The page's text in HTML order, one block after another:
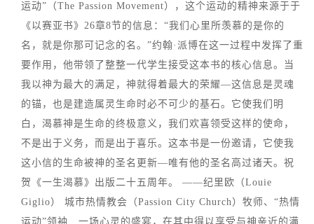
运动”（The Passion Movement），这个运动的精神来源于于
《以赛亚书》26章8节的信息：“我们心里所羡慕的是你的
名，就是你那可记念的名。”约翰·派博在这一过程中发挥了重
要作用，他带领了整整一代学生接受这本书的核心信息。当
我以神为最大的满足，神就得着最大的荣耀—这信息是灵魂
的锚，也是建造属灵生命时必不可少的基石。它使我们明
白，渴慕神是生命的终极意义，我们欢喜领受这样的使命，
不是出于义务，而是出于喜乐。这本书是一份邀请，它使我
这小信的生命被神的圣名更新—唯有他的圣名高过诸天。祝
贺《一生渴慕》出版二十五周年。 ——纪里欧（Louie
Giglio） 城市热情教会（Passion City Church）牧师、“热情
运动”领袖 一场心灵的盛宴，在其中得以享受与神亲近的满